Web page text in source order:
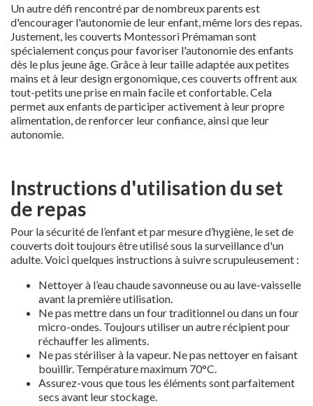
Un autre défi rencontré par de nombreux parents est
d'encourager l'autonomie de leur enfant, même lors des repas.
Justement, les couverts Montessori Prémaman sont
spécialement conçus pour favoriser l'autonomie des enfants
dès le plus jeune âge. Grâce à leur taille adaptée aux petites
mains et à leur design ergonomique, ces couverts offrent aux
tout-petits une prise en main facile et confortable. Cela
permet aux enfants de participer activement à leur propre
alimentation, de renforcer leur confiance, ainsi que leur
autonomie.
Instructions d'utilisation du set
de repas
Pour la sécurité de l’enfant et par mesure d’hygiène, le set de
couverts doit toujours être utilisé sous la surveillance d'un
adulte. Voici quelques instructions à suivre scrupuleusement :
Nettoyer à l’eau chaude savonneuse ou au lave-vaisselle
avant la première utilisation.
Ne pas mettre dans un four traditionnel ou dans un four
micro-ondes. Toujours utiliser un autre récipient pour
réchauffer les aliments.
Ne pas stériliser à la vapeur. Ne pas nettoyer en faisant
bouillir. Température maximum 70°C.
Assurez-vous que tous les éléments sont parfaitement
secs avant leur stockage.